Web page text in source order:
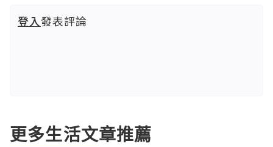
登入發表評論
更多生活文章推薦